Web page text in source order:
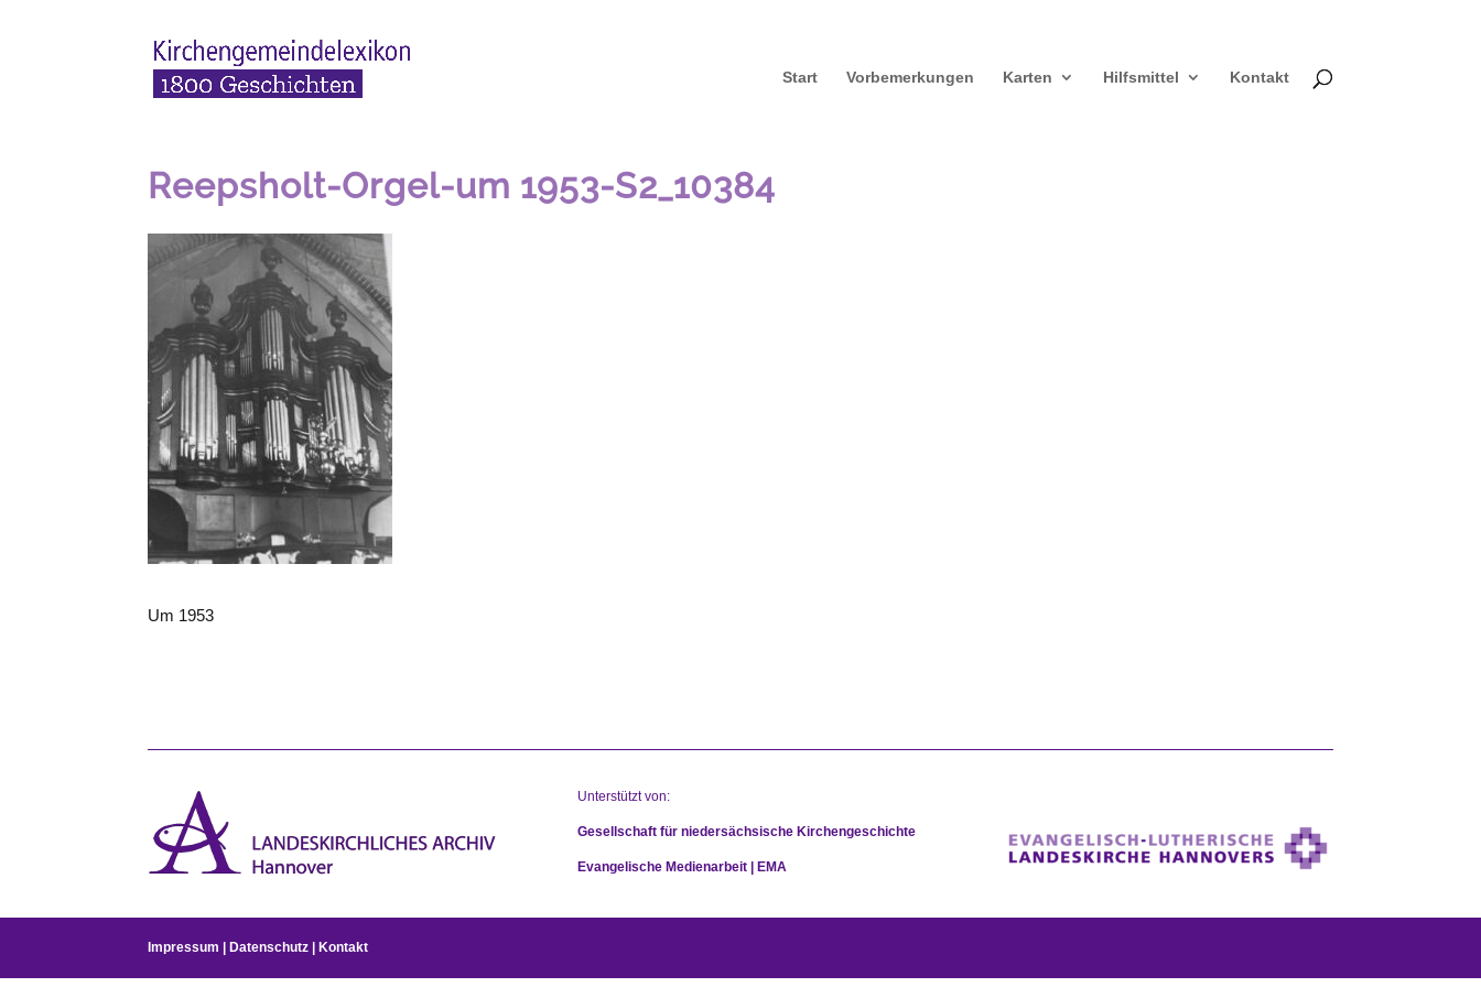
Start Vorbemerkungen Karten Hilfsmittel Kontakt
Reepsholt-Orgel-um 1953-S2_10384
Um 1953
Unterstützt von:
Gesellschaft für niedersächsische Kirchengeschichte
Evangelische Medienarbeit | EMA
Impressum Datenschutz Kontakt